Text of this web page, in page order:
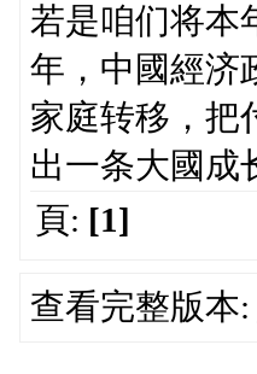
若是咱们将本
年，中國經济
家庭转移，把
出一条大國成
頁: [1]
查看完整版本: